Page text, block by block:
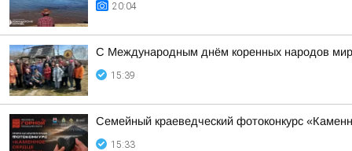
20:04
С Международным днём коренных народов
15:39
Семейный краеведческий фотоконкурс
15:33